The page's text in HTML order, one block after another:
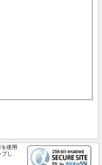
使用
プし